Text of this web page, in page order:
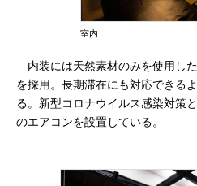
室内
内装には天然素材のみを使用し
を採用。長期滞在にも対応できる
る。新型コロナウイルス感染対策
のエアコンを設置している。